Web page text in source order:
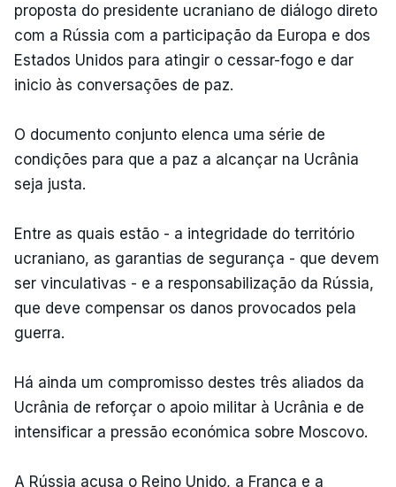
proposta do presidente ucraniano de diálogo direto
com a Rússia com a participação da Europa e dos
Estados Unidos para atingir o cessar-fogo e dar
inicio às conversações de paz.
O documento conjunto elenca uma série de
condições para que a paz a alcançar na Ucrânia
seja justa.
Entre as quais estão - a integridade do território
ucraniano, as garantias de segurança - que devem
ser vinculativas - e a responsabilização da Rússia,
que deve compensar os danos provocados pela
guerra.
Há ainda um compromisso destes três aliados da
Ucrânia de reforçar o apoio militar à Ucrânia e de
intensificar a pressão económica sobre Moscovo.
A Rússia acusa o Reino Unido, a França e a